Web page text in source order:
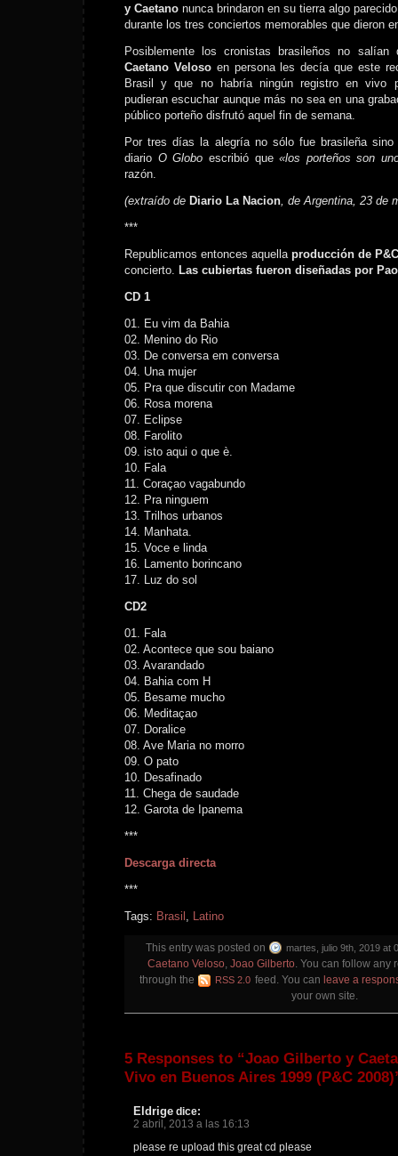
y Caetano nunca brindaron en su tierra algo
durante los tres conciertos memorables que dieron
Posiblemente los cronistas brasileños no salían
Caetano Veloso en persona les decía que este
Brasil y que no habría ningún registro en vivo
pudieran escuchar aunque más no sea en una
público porteño disfrutó aquel fin de semana.
Por tres días la alegría no sólo fue brasileña
diario O Globo escribió que«los porteños son
razón.
(extraído de Diario La Nacion, de Argentina, 23 de
***
Republicamos entonces aquella producción de P&C
concierto. Las cubiertas fueron diseñadas por
CD 1
01. Eu vim da Bahia
02. Menino do Rio
03. De conversa em conversa
04. Una mujer
05. Pra que discutir con Madame
06. Rosa morena
07. Eclipse
08. Farolito
09. isto aqui o que è.
10. Fala
11. Coraçao vagabundo
12. Pra ninguem
13. Trilhos urbanos
14. Manhata.
15. Voce e linda
16. Lamento borincano
17. Luz do sol
CD2
01. Fala
02. Acontece que sou baiano
03. Avarandado
04. Bahia com H
05. Besame mucho
06. Meditaçao
07. Doralice
08. Ave Maria no morro
09. O pato
10. Desafinado
11. Chega de saudade
12. Garota de Ipanema
***
Descarga directa
***
Tags: Brasil , Latino
This entry was posted on martes, julio 9th, 2019 at
Caetano Veloso, Joao Gilberto. You can follow any
through the
RSS 2.0 feed. You can leave a
your own site.
5 Responses to “Joao Gilberto y
Vivo en Buenos Aires 1999 (P&C
Eldrige dice:
2 abril, 2013 a las 16:13
please re upload this great cd please